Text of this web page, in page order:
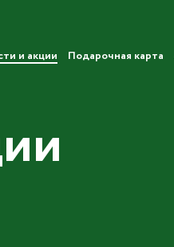
и акции Подарочная карта